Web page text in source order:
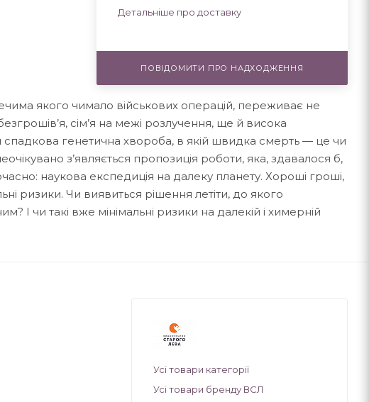
Детальніше про доставку
ПОВІДОМИТИ ПРО НАДХОДЖЕННЯ
якого чимало військових операцій, переживає не
сім’я на межі розлучення, ще й висока
спадкова генетична хвороба, в якій швидка смерть — це чи
з’являється пропозиція роботи, яка, здавалося б,
наукова експедиція на далеку планету. Хороші гроші,
ризики. Чи виявиться рішення летіти, до якого
І чи такі вже мінімальні ризики на далекій і химерній
Усі товари категорії
Усі товари бренду ВСЛ